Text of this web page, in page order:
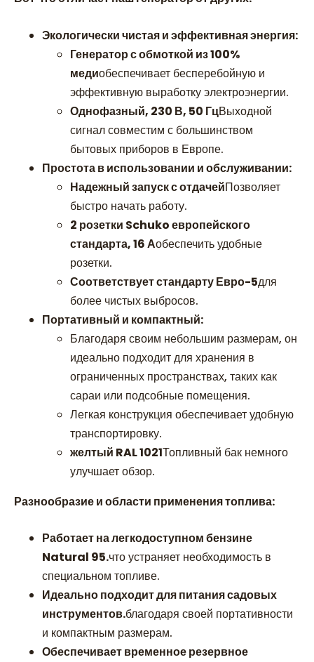
Экологически чистая и эффективная энергия:
Генератор с обмоткой из 100%
медиобеспечивает бесперебойную и
эффективную выработку электроэнергии.
Однофазный, 230 В, 50 ГцВыходной
сигнал совместим с большинством
бытовых приборов в Европе.
Простота в использовании и обслуживании:
Надежный запуск с отдачейПозволяет
быстро начать работу.
2 розетки Schuko европейского
стандарта, 16 Аобеспечить удобные
розетки.
Соответствует стандарту Евро-5для
более чистых выбросов.
Портативный и компактный:
Благодаря своим небольшим размерам, он
идеально подходит для хранения в
ограниченных пространствах, таких как
сараи или подсобные помещения.
Легкая конструкция обеспечивает удобную
транспортировку.
желтый RAL 1021Топливный бак немного
улучшает обзор.
Разнообразие и области применения топлива:
Работает на легкодоступном бензине
Natural 95.что устраняет необходимость в
специальном топливе.
Идеально подходит для питания садовых
инструментов.благодаря своей портативности
и компактным размерам.
Обеспечивает временное резервное